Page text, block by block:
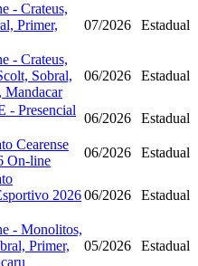
- Crateus,
Primer,
07/2026 Estadual
- Crateus,
Sobral,
06/2026 Estadual
- Presencial
06/2026 Estadual
Cearense
On-line
06/2026 Estadual
202606/2026 Estadual
- Monolitos,
Primer,
05/2026 Estadual